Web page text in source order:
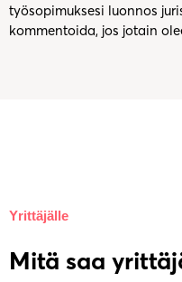
työsopimuksesi luonnos
kommentoida, jos jotain
Yrittäjälle
Mitä saa